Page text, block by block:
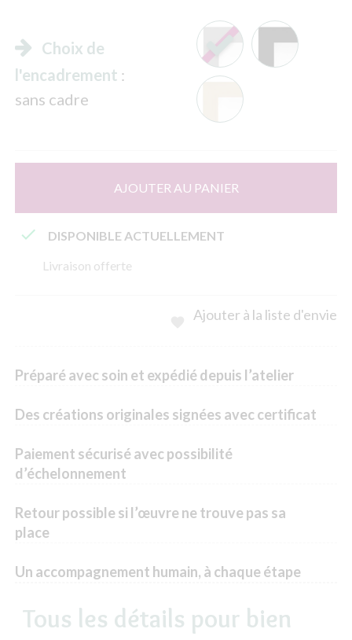
Choix de
l'encadrement :
sans cadre
AJOUTER AU PANIER
 DISPONIBLE ACTUELLEMENT
Livraison offerte
Ajouter à la liste d'envie
Préparé avec soin et expédié depuis l’atelier
Des créations originales signées avec certificat
Paiement sécurisé avec possibilité
d’échelonnement
Retour possible si l’œuvre ne trouve pas sa
place
Un accompagnement humain, à chaque étape
Tous les détails pour bien